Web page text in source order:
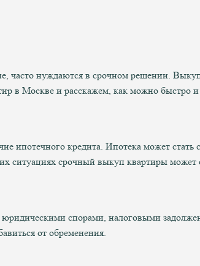
часто нуждаются в срочном решении.
в Москве и расскажем, как можно быстро
ипотечного кредита. Ипотека может стать
ситуациях срочный выкуп квартиры
юридическими спорами, налоговыми
от обременения.